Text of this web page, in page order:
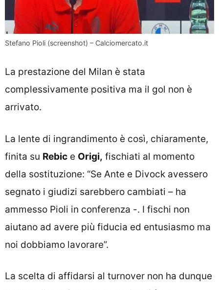
Stefano Pioli (screenshot) – Calciomercato.it
La prestazione del Milan è stata
complessivamente positiva ma il gol non è
arrivato.
La lente di ingrandimento è così, chiaramente,
finita su Rebic e Origi, fischiati al momento
della sostituzione: “Se Ante e Divock avessero
segnato i giudizi sarebbero cambiati – ha
ammesso Pioli in conferenza -. I fischi non
aiutano ad avere più fiducia ed entusiasmo ma
noi dobbiamo lavorare”.
La scelta di affidarsi al turnover non ha dunque